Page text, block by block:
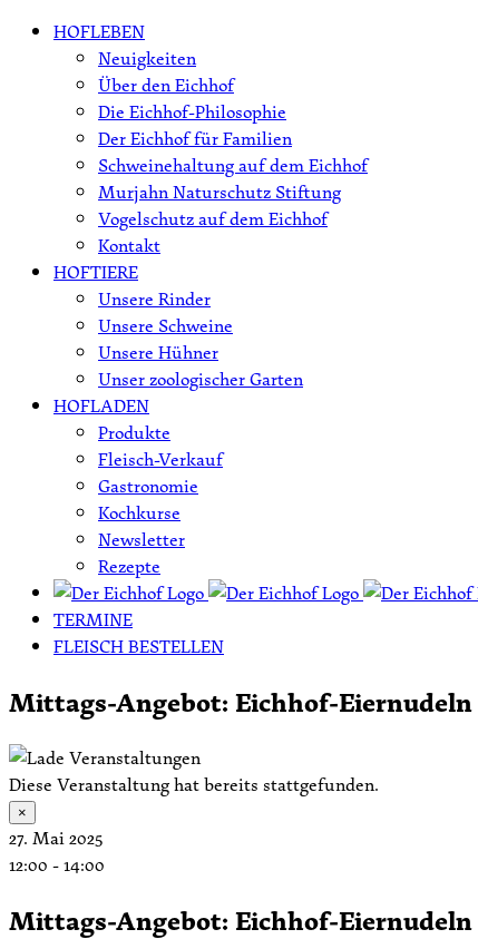
Skip HOFLEBEN
Neuigkeiten
Über den Eichhof
Die Eichhof-Philosophie
Der Eichhof für Familien
Schweinehaltung auf dem Eichhof
Murjahn Naturschutz Stiftung
Vogelschutz auf dem Eichhof
Kontakt
HOFTIERE
Unsere Rinder
Unsere Schweine
Unsere Hühner
Unser zoologischer Garten
HOFLADEN
Produkte
Fleisch-Verkauf
Gastronomie
Kochkurse
Newsletter
Rezepte
TERMINE
FLEISCH BESTELLEN
Mittags-Angebot: Eichhof-
Diese Veranstaltung hat bereits stattgefunden.
×
27. Mai 2025
12:00 -14:00
Mittags-Angebot: Eichhof-